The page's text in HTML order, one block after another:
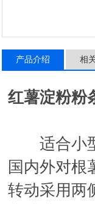
产品介绍 相
红薯淀粉粉
适合小型
国内外对根
转动采用两